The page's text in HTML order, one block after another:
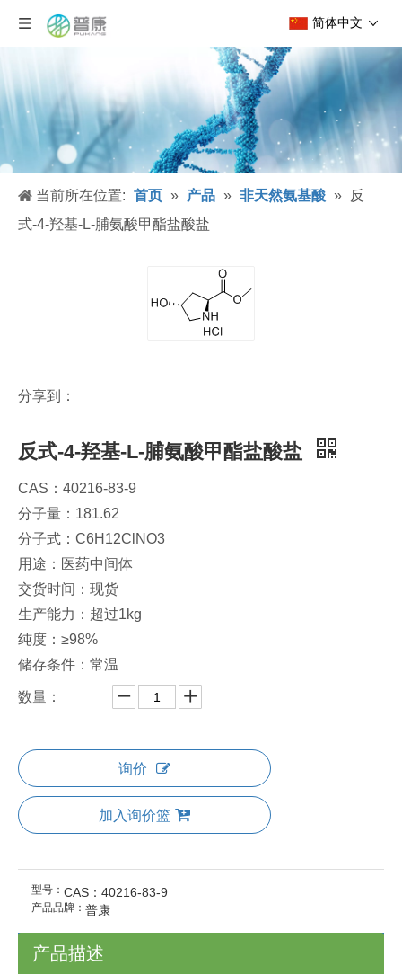
简体中文
当前所在位置: 首页 » 产品 » 非天然氨基酸 »
反
式-4-羟基-L-脯氨酸甲酯盐酸盐
分享到：
反式-4-羟基-L-脯氨酸甲酯盐酸盐
CAS：40216-83-9
分子量：181.62
分子式：C6H12ClNO3
用途：医药中间体
交货时间：现货
生产能力：超过1kg
纯度：≥98%
储存条件：常温
数量：
询价
加入询价篮
型号： CAS：40216-83-9
产品品牌： 普康
产品描述